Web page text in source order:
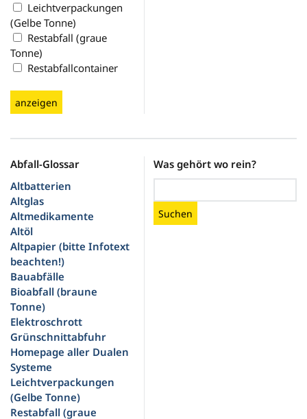
Leichtverpackungen
(Gelbe Tonne)
Restabfall (graue
Tonne)
Restabfallcontainer
anzeigen
Abfall-Glossar
Altbatterien
Altglas
Altmedikamente
Altöl
Altpapier (bitte Infotext
beachten!)
Bauabfälle
Bioabfall (braune
Tonne)
Elektroschrott
Grünschnittabfuhr
Homepage aller Dualen
Systeme
Leichtverpackungen
(Gelbe Tonne)
Restabfall (graue
Was gehört wo rein?
Suchen